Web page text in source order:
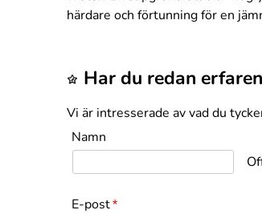
härdare och förtunning för en
Har du redan
Vi är intresserade av vad du
Namn
E-post*